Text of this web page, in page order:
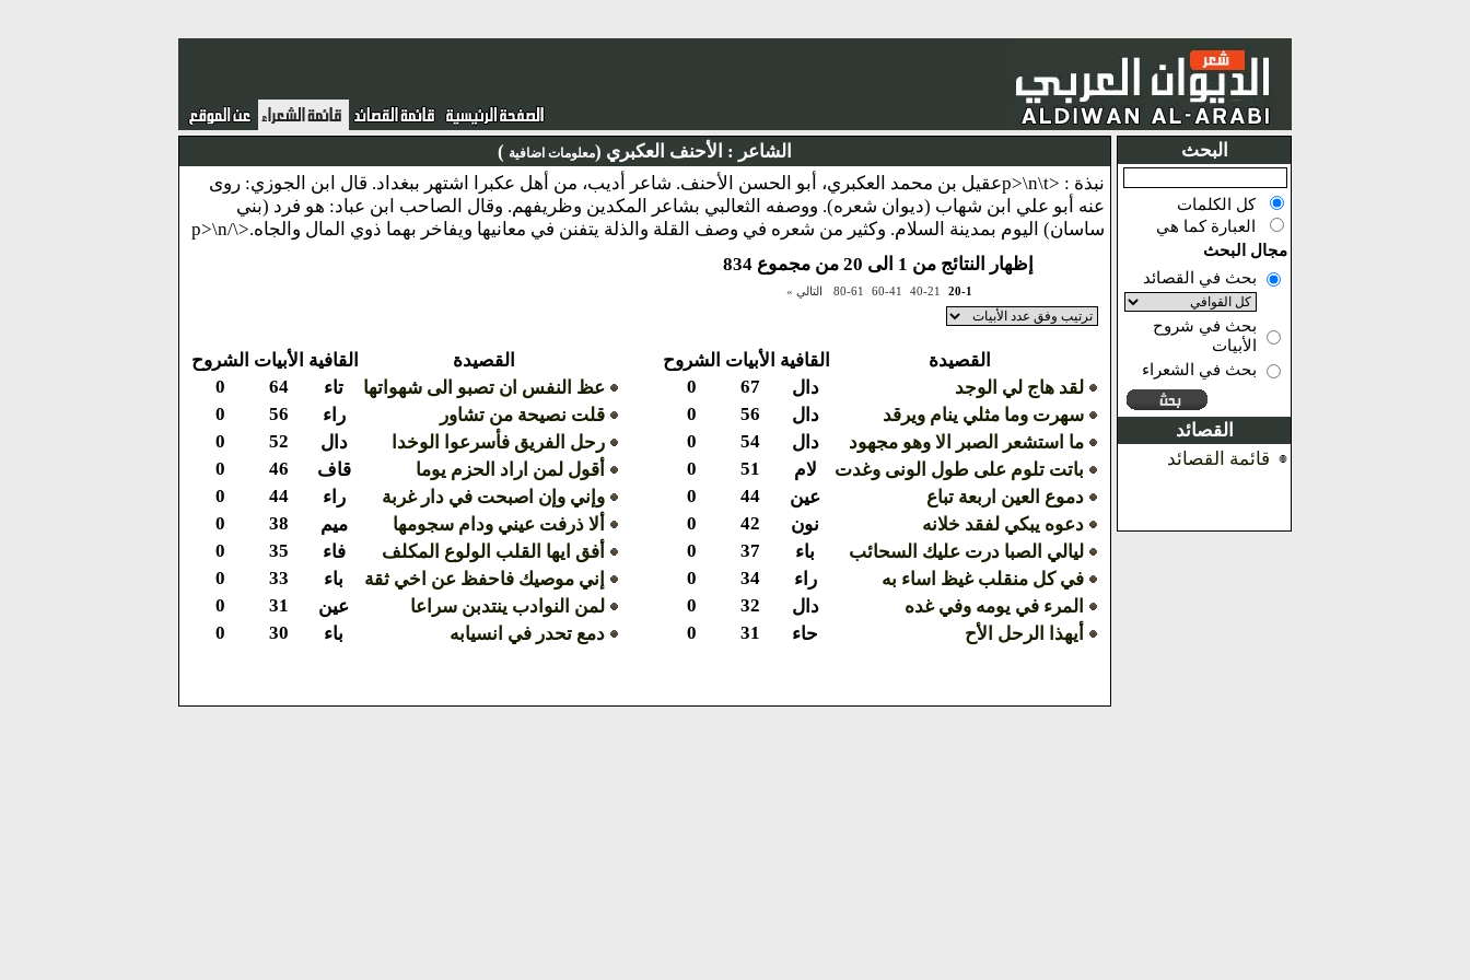
البحث
كل الكلمات
العبارة كما هي
مجال البحث
بحث في القصائد
بحث في شروح
الأبيات
بحث في الشعراء
القصائد
قائمة القصائد
الشاعر : الأحنف العكبري (معلومات اضافية )
نبذة : <p>\n\tعقيل بن محمد العكبري، أبو الحسن الأحنف. شاعر أديب، من أهل عكبرا اشتهر ببغداد. قال ابن الجوزي: روى
عنه أبو علي ابن شهاب (ديوان شعره). ووصفه الثعالبي بشاعر المكدين وظريفهم. وقال الصاحب ابن عباد: هو فرد (بني
ساسان) اليوم بمدينة السلام. وكثير من شعره في وصف القلة والذلة يتفنن في معانيها ويفاخر بهما ذوي المال والجاه.<\/p>\n
إظهار النتائج من 1 الى 20 من مجموع 834
20-1
40-21
60-41
80-61 التالي »
القصيدة القافية الأبيات الشروح القصيدة القافية الأبيات الشروح
لقد هاج لي الوجد
دال 67
0 عظ النفس ان تصبو الى شهواتها تاء 64
0
سهرت وما مثلي ينام ويرقد
دال 56
0 قلت نصيحة من تشاور راء 56
0
ما استشعر الصبر الا وهو مجهود
دال 54
0 رحل الفريق فأسرعوا الوخدا دال 52
0
باتت تلوم على طول الونى وغدت
لام 51
0 أقول لمن اراد الحزم يوما قاف 46
0
دموع العين اربعة تباع
عين 44
0 وإني وإن اصبحت في دار غربة راء 44
0
دعوه يبكي لفقد خلانه
نون 42
0 ألا ذرفت عيني ودام سجومها ميم 38
0
ليالي الصبا درت عليك السحائب
باء 37
0 أفق ايها القلب الولوع المكلف فاء 35
0
في كل منقلب غيظ اساء به
راء 34
0 إني موصيك فاحفظ عن اخي ثقة باء 33
0
المرء في يومه وفي غده
دال 32
0 لمن النوادب ينتدبن سراعا عين 31
0
أيهذا الرحل الأح
حاء 31
0 دمع تحدر في انسيابه باء 30
0